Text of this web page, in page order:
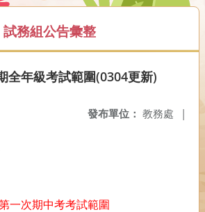
試務組公告彙整
全年級考試範圍(0304更新)
發布單位： 教務處 |
一次期中考考試範圍